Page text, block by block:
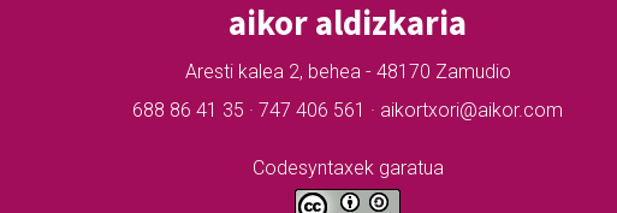
aikor aldizkaria
Aresti kalea 2, behea - 48170 Zamudio
688 86 41 35 · 747 406 561 · aikortxori@aikor.com
Codesyntaxek garatua